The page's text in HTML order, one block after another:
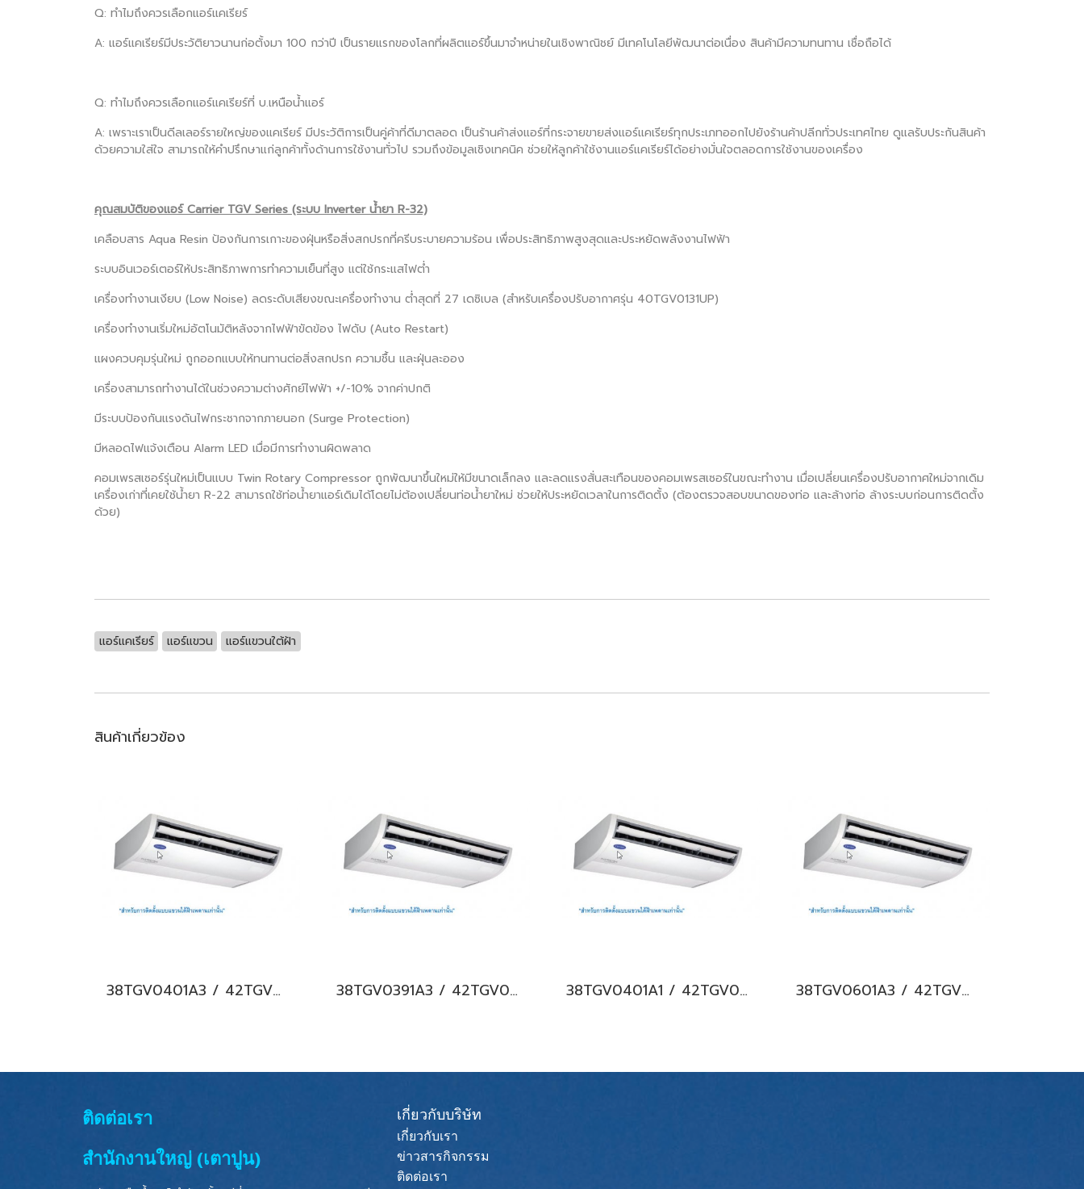
Q: ทำไมถึงควรเลือกแอร์แคเรียร์
A: แอร์แคเรียร์มีประวัติยาวนานก่อตั้งมา 100 กว่าปี เป็นรายแรกของโลกที่ผลิตแอร์ขึ้นมาจำหน่ายในเชิงพาณิชย์ มีเทคโนโลยีพัฒนาต่อเนื่อง สินค้ามีความทนทาน เชื่อถือได้
Q: ทำไมถึงควรเลือกแอร์แคเรียร์ที่ บ.เหนือน้ำแอร์
A: เพราะเราเป็นดีลเลอร์รายใหญ่ของแคเรียร์ มีประวัติการเป็นคู่ค้าที่ดีมาตลอด เป็นร้านค้าส่งแอร์ที่กระจายขายส่งแอร์แคเรียร์ทุกประเภทออกไปยังร้านค้าปลีกทั่วประเทศไทย ดูแลรับประกันสินค้า
ด้วยความใส่ใจ สามารถให้คำปรึกษาแก่ลูกค้าทั้งด้านการใช้งานทั่วไป รวมถึงข้อมูลเชิงเทคนิค ช่วยให้ลูกค้าใช้งานแอร์แคเรียร์ได้อย่างมั่นใจตลอดการใช้งานของเครื่อง
คุณสมบัติของแอร์ Carrier TGV Series (ระบบ Inverter น้ำยา R-32)
เคลือบสาร Aqua Resin ป้องกันการเกาะของฝุ่นหรือสิ่งสกปรกที่ครีบระบายความร้อน เพื่อประสิทธิภาพสูงสุดและประหยัดพลังงานไฟฟ้า
ระบบอินเวอร์เตอร์ให้ประสิทธิภาพการทำความเย็นที่สูง แต่ใช้กระแสไฟต่ำ
เครื่องทำงานเงียบ (Low Noise) ลดระดับเสียงขณะเครื่องทำงาน ต่ำสุดที่ 27 เดซิเบล (สำหรับเครื่องปรับอากาศรุ่น 40TGV0131UP)
เครื่องทำงานเริ่มใหม่อัตโนมัติหลังจากไฟฟ้าขัดข้อง ไฟดับ (Auto Restart)
แผงควบคุมรุ่นใหม่ ถูกออกแบบให้ทนทานต่อสิ่งสกปรก ความชื้น และฝุ่นละออง
เครื่องสามารถทำงานได้ในช่วงความต่างศักย์ไฟฟ้า +/-10% จากค่าปกติ
มีระบบป้องกันแรงดันไฟกระชากจากภายนอก (Surge Protection)
มีหลอดไฟแจ้งเตือน Alarm LED เมื่อมีการทำงานผิดพลาด
คอมเพรสเซอร์รุ่นใหม่เป็นแบบ Twin Rotary Compressor ถูกพัฒนาขึ้นใหม่ให้มีขนาดเล็กลง และลดแรงสั่นสะเทือนของคอมเพรสเซอร์ในขณะทำงาน เมื่อเปลี่ยนเครื่องปรับอากาศใหม่จากเดิม
เครื่องเก่าที่เคยใช้น้ำยา R-22 สามารถใช้ท่อน้ำยาแอร์เดิมได้โดยไม่ต้องเปลี่ยนท่อน้ำยาใหม่ ช่วยให้ประหยัดเวลาในการติดตั้ง (ต้องตรวจสอบขนาดของท่อ และล้างท่อ ล้างระบบก่อนการติดตั้ง
ด้วย)
แอร์แคเรียร์ แอร์แขวน แอร์แขวนใต้ฝ้า
สินค้าเกี่ยวข้อง
38TGV0401A3 / 42TGV0401CP แอร์แคเรียร์ รุ่นแขวนใต้ฝ้า ระบบอินเวอร์เตอร์ Carrier Under Ceiling Type Inverter น้ำยา R32 (380V./ไฟ 3 เฟส) พร้อมบริการติดตั้ง 38TGV0391A3 / 42TGV0391CP แอร์แคเรียร์ รุ่นแขวนใต้ฝ้า ระบบอินเวอร์เตอร์ Carrier Under Ceiling Type Inverter น้ำยา R32 (380V./ไฟ 3 เฟส) พร้อมบริการติดตั้ง 38TGV0401A1 / 42TGV0401CP แอร์แคเรียร์ รุ่นแขวนใต้ฝ้า ระบบอินเวอร์เตอร์ Carrier Under Ceiling Type Inverter น้ำยา R32 (220V.) พร้อมบริการติดตั้ง 38TGV0601A3 / 42TGV0601CP แอร์แคเรียร์ รุ่นแขวนใต้ฝ้า ระบบอินเวอร์เตอร์ Carrier Under Ceiling Type Inverter น้ำยา R32 (380V./ไฟ 3 เฟส) พร้อมบริการติดตั้ง
ติดต่อเรา
สำนักงานใหญ่ (เตาปูน)
เกี่ยวกับบริษัท
เกี่ยวกับเรา
ข่าวสารกิจกรรม
ติดต่อเรา